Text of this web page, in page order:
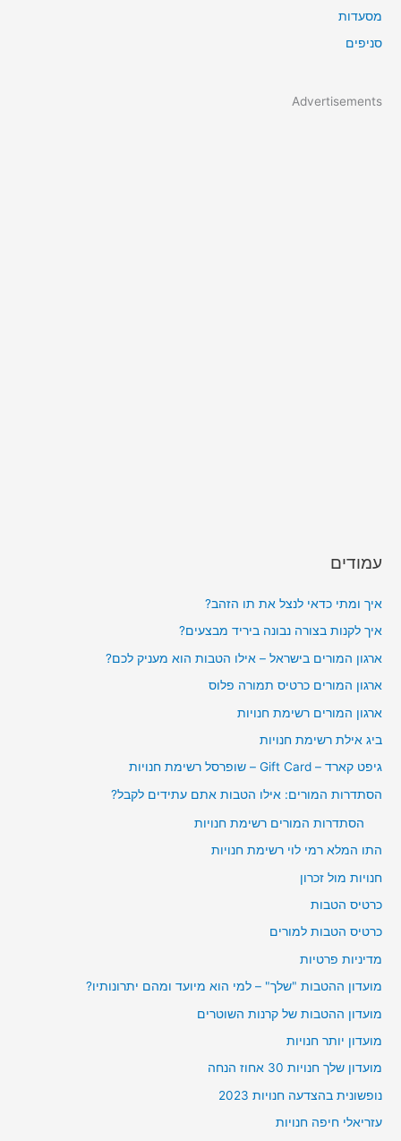
מסעדות
סניפים
Advertisements
עמודים
איך ומתי כדאי לנצל את תו הזהב?
איך לקנות בצורה נבונה ביריד מבצעים?
ארגון המורים בישראל – אילו הטבות הוא מעניק לכם?
ארגון המורים כרטיס תמורה פלוס
ארגון המורים רשימת חנויות
ביג אילת רשימת חנויות
גיפט קארד – Gift Card – שופרסל רשימת חנויות
הסתדרות המורים: אילו הטבות אתם עתידים לקבל?
הסתדרות המורים רשימת חנויות
התו המלא רמי לוי רשימת חנויות
חנויות מול זכרון
כרטיס הטבות
כרטיס הטבות למורים
מדיניות פרטיות
מועדון ההטבות "שלך" – למי הוא מיועד ומהם יתרונותיו?
מועדון ההטבות של קרנות השוטרים
מועדון יותר חנויות
מועדון שלך חנויות 30 אחוז הנחה
נופשונית בהצדעה חנויות 2023
עזריאלי חיפה חנויות